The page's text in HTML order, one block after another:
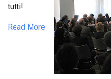
tutti!
Read More